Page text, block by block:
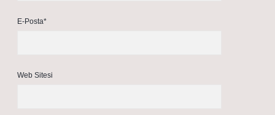
E-Posta*
Web Sitesi